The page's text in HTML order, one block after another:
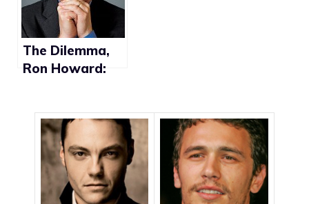
The Dilemma,
Ron Howard:
potrebbe
risultare
omofoba fuori
dal suo
contesto”